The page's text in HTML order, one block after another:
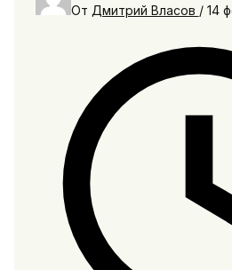
От Дмитрий Власов / 14